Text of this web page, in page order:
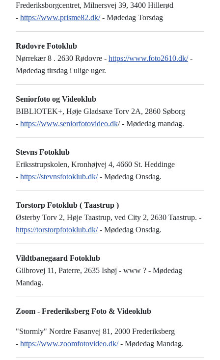
Frederiksborgcentret, Milnersvej 39, 3400 Hillerød
- https://www.prisme82.dk/- Mødedag Torsdag
Rødovre Fotoklub
Nørrekær 8 . 2630 Rødovre - https://www.foto2610.dk/-
Mødedag tirsdag i ulige uger.
Seniorfoto og Videoklub
BIBLIOTEK+, Høje Gladsaxe Torv 2A, 2860 Søborg
- https://www.seniorfotovideo.dk/ - Mødedag mandag.
Stevns Fotoklub
Eriksstrupskolen, Kronhøjvej 4, 4660 St. Heddinge
- https://stevnsfotoklub.dk/- Mødedag Onsdag.
Torstorp Fotoklub ( Taastrup )
Østerby Torv 2, Høje Taastrup, ved City 2, 2630 Taastrup. -
https://torstorpfotoklub.dk/- Mødedag Onsdag.
Vildtbanegaard Fotoklub
Gilbrovej 11, Paterre, 2635 Ishøj - www ? - Mødedag
Mandag.
Zoom - Frederiksberg Foto & Videoklub
"Stormly" Nordre Fasanvej 81, 2000 Frederiksberg
- https://www.zoomfotovideo.dk/- Mødedag Mandag.